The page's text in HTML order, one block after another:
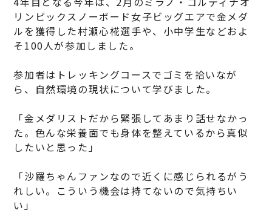
リンピックスノーボード女子ビッグエアで金メダ
ルを獲得した村瀬心椛選手や、小中学生などおよ
そ100人が参加しました。
参加者はトレッキングコースでゴミを拾いなが
ら、自然環境の現状について学びました。
「金メダリストだから緊張してあまり話せなかっ
た。色んな栄養面でも身体を整えているから真似
したいと思った」
「沙羅ちゃんファンなので近くに感じられるがう
れしい。こういう機会は持てないので気持ちい
い」